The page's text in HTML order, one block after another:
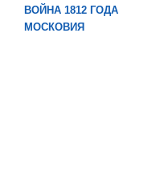
ВОЙНА 1812 ГОДА
МОСКОВИЯ